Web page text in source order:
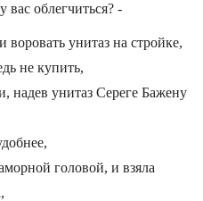
вас облегчиться? -
унитаз на стройке,
не купить,
надев унитаз Сереге Бажену
головой, и взяла